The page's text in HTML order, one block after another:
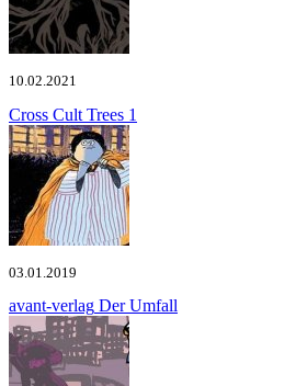
10.02.2021
Cross Cult Trees 1
03.01.2019
avant-verlag Der Umfall